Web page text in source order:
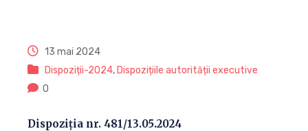
13 mai 2024
Dispoziții-2024, Dispozițiile autorității executive
0
Dispoziția nr. 481/13.05.2024